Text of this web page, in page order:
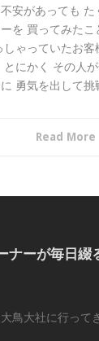
安があっても た
を 買ってみたこ
しゃっていたお客
とにかく その人
勇気を出して
Read More
ナーが毎日綴
鳥大社に行って